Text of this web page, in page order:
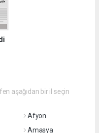
aşağıdan bir il seçin
Afyon
Amasya